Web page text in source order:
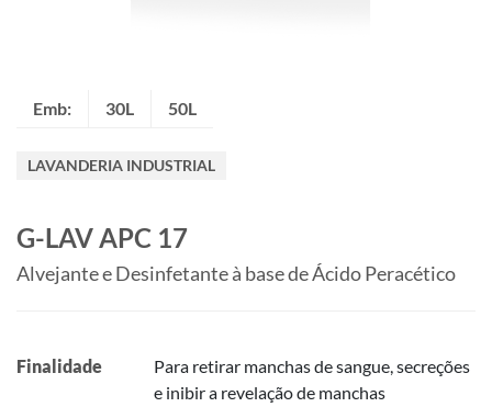
Emb: 30L 50L
LAVANDERIA INDUSTRIAL
G-LAV APC 17
Alvejante e Desinfetante à base de Ácido Peracético
Finalidade
Para retirar manchas de sangue, secreções
e inibir a revelação de manchas